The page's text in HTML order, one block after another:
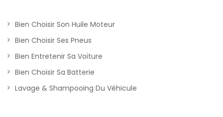
Bien Choisir Son Huile Moteur
Bien Choisir Ses Pneus
Bien Entretenir Sa Voiture
Bien Choisir Sa Batterie
Lavage & Shampooing Du Véhicule